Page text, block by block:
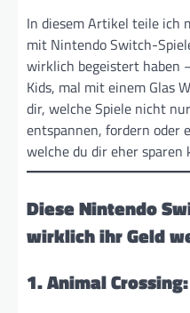
In diesem Artikel teile ich
mit Nintendo Switch-
wirklich begeistert haben
Kids, mal mit einem Glas
dir, welche Spiele nicht
entspannen, fordern oder
welche du dir eher sparen
Diese Nintendo
wirklich ihr Geld
1. Animal